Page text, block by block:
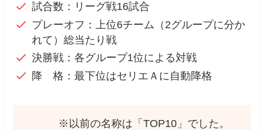
試合数：リーグ戦16試合
プレーオフ：上位6チーム（2グループに分か
れて）総当たり戦
決勝戦：各グループ1位による対戦
降 格：最下位はセリエＡに自動降格
※以前の名称は「TOP10」でした。